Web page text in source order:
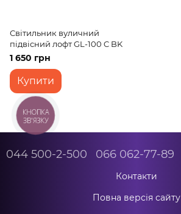
Світильник вуличний
підвісний лофт GL-100 C BK
1 650 грн
Купити
044 500-2-500 066 062-77-89
Контакти
Повна версія сайту
КНОПКА
ЗВ'ЯЗКУ